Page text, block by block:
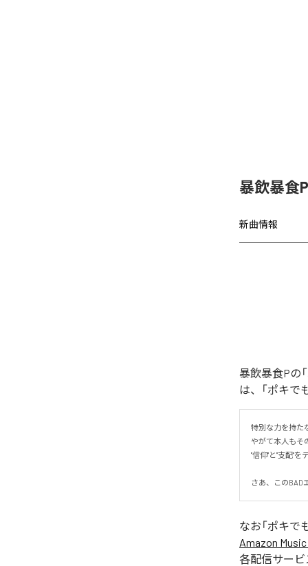
暴飲暴食
新曲情報
暴飲暴食Pの
は、「ポキで
特別な力を持た
やがて本人もそ
"信仰"と"支配"を
さあ、このBAD
なお「ポキで
Amazon
各配信サービ